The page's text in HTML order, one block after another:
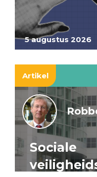
5 augustus 2026
Artikel
Sociale